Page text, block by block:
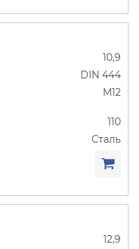
10,9
DIN 444
М12
110
Сталь
12,9